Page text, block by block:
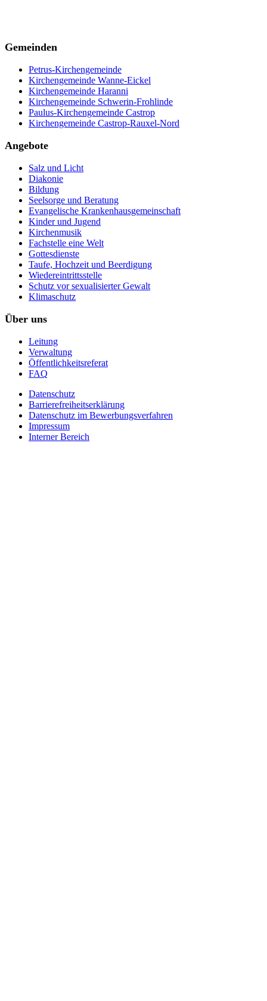
Gemeinden
Petrus-Kirchengemeinde
Kirchengemeinde Wanne-Eickel
Kirchengemeinde Haranni
Kirchengemeinde Schwerin-Frohlinde
Paulus-Kirchengemeinde Castrop
Kirchengemeinde Castrop-Rauxel-Nord
Angebote
Salz und Licht
Diakonie
Bildung
Seelsorge und Beratung
Evangelische Krankenhausgemeinschaft
Kinder und Jugend
Kirchenmusik
Fachstelle eine Welt
Gottesdienste
Taufe, Hochzeit und Beerdigung
Wiedereintrittsstelle
Schutz vor sexualisierter Gewalt
Klimaschutz
Über uns
Leitung
Verwaltung
Öffentlichkeitsreferat
FAQ
Datenschutz
Barrierefreiheitserklärung
Datenschutz im Bewerbungsverfahren
Impressum
Interner Bereich